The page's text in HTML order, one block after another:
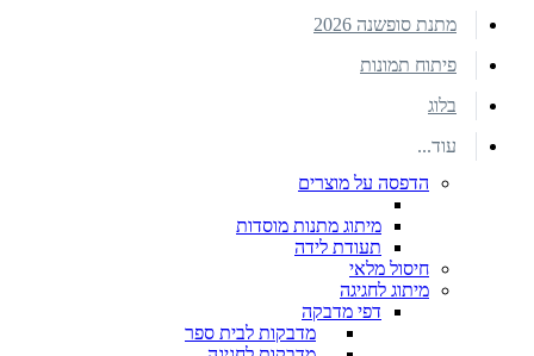
מתנת סופשנה 2026
פיתוח תמונות
בלוג
עוד...
הדפסה על מוצרים
מיתוג מתנות מוסדות
תעודת לידה
חיסול מלאי
מיתוג לחגיגה
דפי מדבקה
מדבקות לבית ספר